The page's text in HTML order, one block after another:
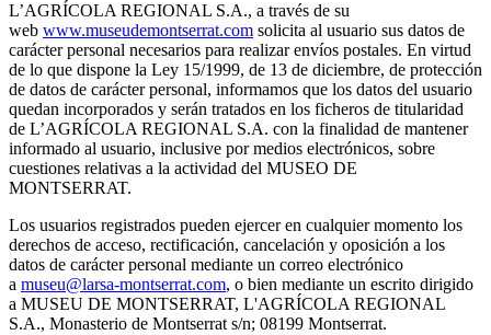
L’AGRÍCOLA REGIONAL S.A., a través de su
web www.museudemontserrat.com solicita al usuario sus datos de
carácter personal necesarios para realizar envíos postales. En virtud
de lo que dispone la Ley 15/1999, de 13 de diciembre, de protección
de datos de carácter personal, informamos que los datos del usuario
quedan incorporados y serán tratados en los ficheros de titularidad
de L’AGRÍCOLA REGIONAL S.A. con la finalidad de mantener
informado al usuario, inclusive por medios electrónicos, sobre
cuestiones relativas a la actividad del MUSEO DE
MONTSERRAT.
Los usuarios registrados pueden ejercer en cualquier momento los
derechos de acceso, rectificación, cancelación y oposición a los
datos de carácter personal mediante un correo electrónico
a museu@larsa-montserrat.com, o bien mediante un escrito dirigido
a MUSEU DE MONTSERRAT, L'AGRÍCOLA REGIONAL
S.A., Monasterio de Montserrat s/n; 08199 Montserrat.